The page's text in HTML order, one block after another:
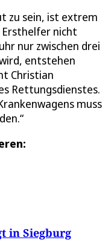
zu sein, ist extrem
nicht
nur zwischen drei
entstehen
Christian
Rettungsdienstes.
muss
in Siegburg